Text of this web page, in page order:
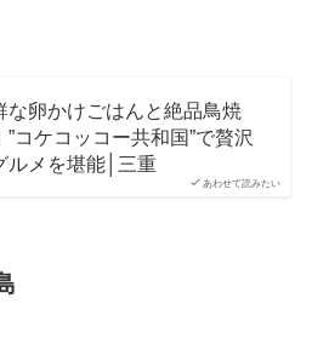
あわせて読みたい
な卵かけごはんと絶品鳥焼
”コケコッコー共和国”で贅沢
ルメを堪能│三重